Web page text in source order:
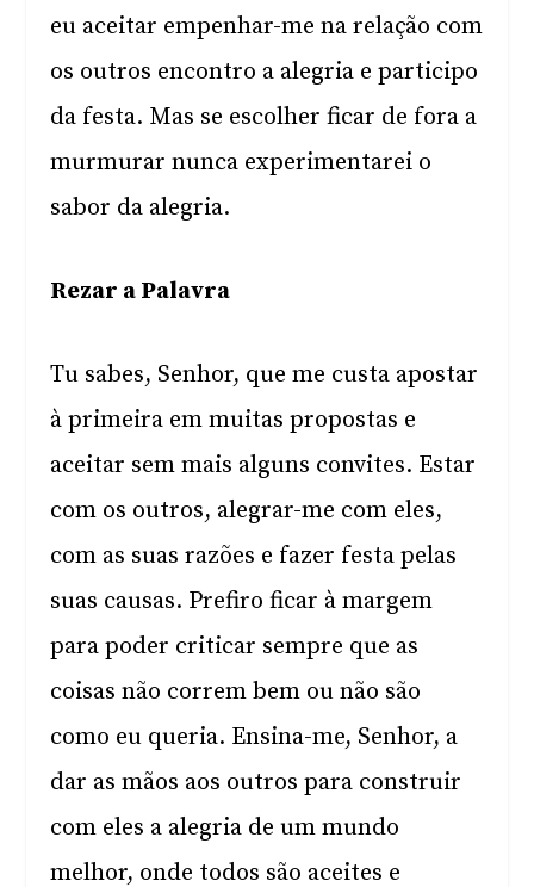
eu aceitar empenhar-me na relação com
os outros encontro a alegria e participo
da festa. Mas se escolher ficar de fora a
murmurar nunca experimentarei o
sabor da alegria.
Rezar a Palavra
Tu sabes, Senhor, que me custa apostar
à primeira em muitas propostas e
aceitar sem mais alguns convites. Estar
com os outros, alegrar-me com eles,
com as suas razões e fazer festa pelas
suas causas. Prefiro ficar à margem
para poder criticar sempre que as
coisas não correm bem ou não são
como eu queria. Ensina-me, Senhor, a
dar as mãos aos outros para construir
com eles a alegria de um mundo
melhor, onde todos são aceites e